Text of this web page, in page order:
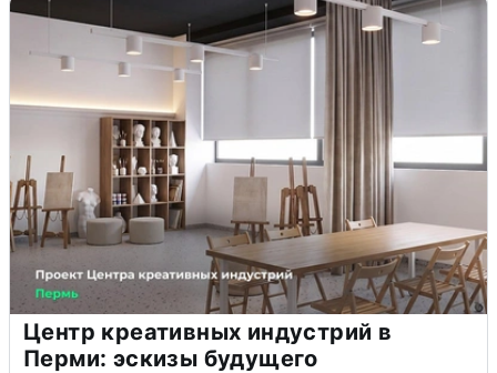
Центр креативных индустрий в
Перми: эскизы будущего